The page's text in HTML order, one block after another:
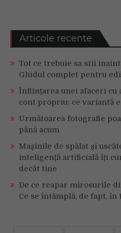
Articole recente
Tot ce trebuie sa stii
Ghidul complet pentru
Înființarea unei afaceri cu
cont propriu: ce variantă
Următoarea fotografie
până acum
Mașinile de spălat și
inteligență artificială îți
decât tine
De ce reapar mirosurile
Ce se întâmplă, de fapt, în